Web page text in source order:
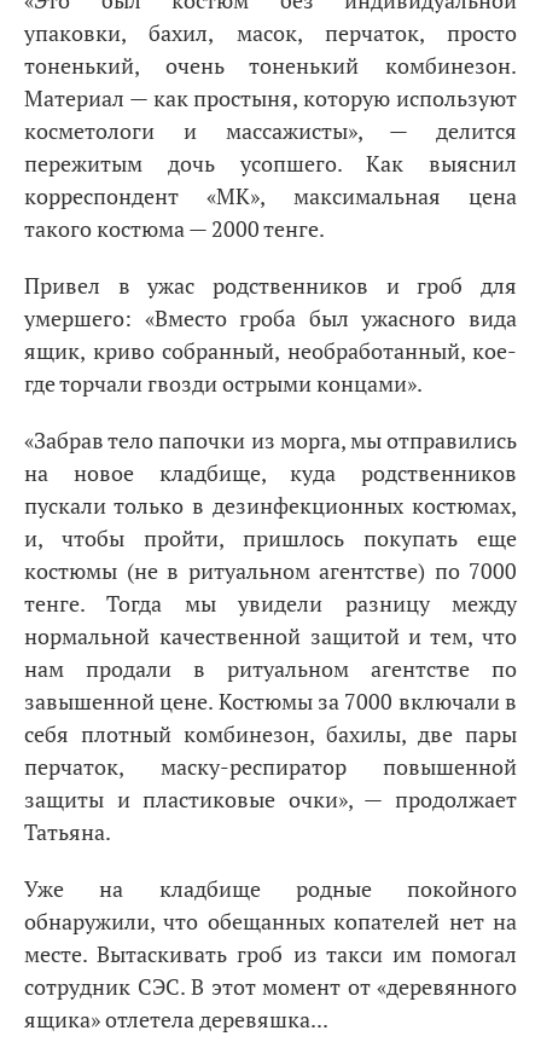
упаковки, бахил, масок, перчаток, просто
тоненький, очень тоненький комбинезон.
Материал — как простыня, которую используют
косметологи и массажисты», — делится
пережитым дочь усопшего. Как выяснил
корреспондент «МК», максимальная цена
такого костюма — 2000 тенге.
Привел в ужас родственников и гроб для
умершего: «Вместо гроба был ужасного вида
ящик, криво собранный, необработанный, кое-
где торчали гвозди острыми концами».
«Забрав тело папочки из морга, мы отправились
на новое кладбище, куда родственников
пускали только в дезинфекционных костюмах,
и, чтобы пройти, пришлось покупать еще
костюмы (не в ритуальном агентстве) по 7000
тенге. Тогда мы увидели разницу между
нормальной качественной защитой и тем, что
нам продали в ритуальном агентстве по
завышенной цене. Костюмы за 7000 включали в
себя плотный комбинезон, бахилы, две пары
перчаток, маску-респиратор повышенной
защиты и пластиковые очки», — продолжает
Татьяна.
Уже на кладбище родные покойного
обнаружили, что обещанных копателей нет на
месте. Вытаскивать гроб из такси им помогал
сотрудник СЭС. В этот момент от «деревянного
ящика» отлетела деревяшка...